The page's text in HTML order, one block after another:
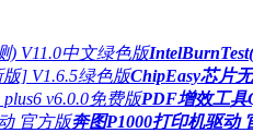
ChipEasy芯片
PDF增效工具
奔图P1000打印机驱动